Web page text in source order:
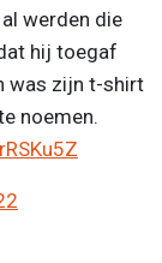
werden die
hij toegaf
was zijn t-shirt
noemen.